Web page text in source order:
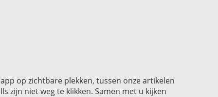
op zichtbare plekken, tussen onze artikelen
zijn niet weg te klikken. Samen met u kijken